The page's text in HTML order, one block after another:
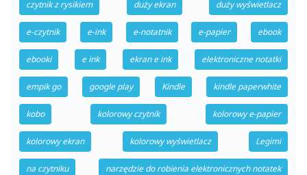
czytnik z rysikiem duży ekran duży wyświetlacz
e-czytnik e-ink e-notatnik e-papier ebook
ebooki e ink ekran e ink elektroniczne notatki
empik go google play Kindle kindle paperwhite
kobo kolorowy czytnik kolorowy e-papier
kolorowy ekran kolorowy wyświetlacz Legimi
na czytniku narzędzie do robienia elektronicznych notatek